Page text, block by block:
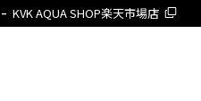
KVK AQUA SHOP楽天市場店